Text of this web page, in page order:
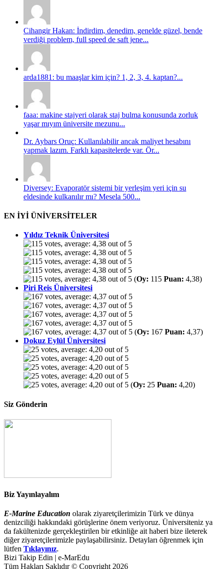
Cihangir Hakan: İndirdim, denedim, genelde güzel, bende
verdiği problem, full speed de saft jene...
arda1881: bu maaşlar kim için? 1, 2, 3, 4. kaptan?...
faaa: makine stajyeri olarak staj bulma konusunda zorluk
yaşar mıyım üniversite mezunu...
Dr. Aybars Oruç: Kullanılabilir ancak maliyet hesabını
yapmak lazım. Farklı kapasitelerde var. Ör...
Diversey: Evaporatör sistemi bir yerleşim yeri için su
eldesinde kulkanılır mı? Mesela 500...
EN İYİ ÜNİVERSİTELER
Yıldız Teknik Üniversitesi
(Oy: 115 Puan: 4,38)
Piri Reis Üniversitesi
(Oy: 167 Puan: 4,37)
Dokuz Eylül Üniversitesi
(Oy: 25 Puan: 4,20)
Siz Gönderin
Biz Yayınlayalım
E-Marine Education olarak ziyaretçilerimizin Türk ve dünya
denizciliği hakkındaki görüşlerine önem veriyoruz. Üniversiteniz ya
da fakültenizde gerçekleştirilen bir etkinliğe ait haberi bize ileterek
diğer ziyaretçilerimizle paylaşabilirsiniz. Detayları öğrenmek için
lütfen Tıklayınız.
Bizi Takip Edin | e-MarEdu
Tüm Hakları Saklıdır © Copyright 2026